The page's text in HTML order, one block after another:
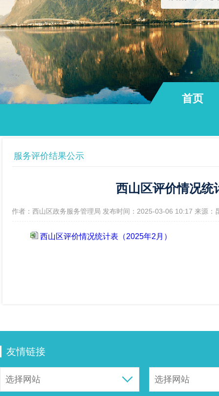
首页
政府信息公开年报
服务评价结果公示
西山区评价情况统
[作者：西山区政务服务管理局 发布时间：2025-03-06 10:17 来源：
西山区评价情况统计表（2025年2月）
友情链接